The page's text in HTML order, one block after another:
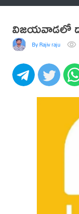
విజయవాడలో
By Rajiv raju